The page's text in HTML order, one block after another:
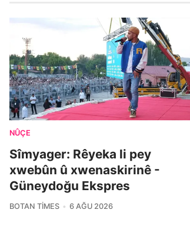
NÛÇE
Sîmyager: Rêyeka li pey
xwebûn û xwenaskirinê -
Güneydoğu Ekspres
BOTAN TIMES 6 AĞU 2026